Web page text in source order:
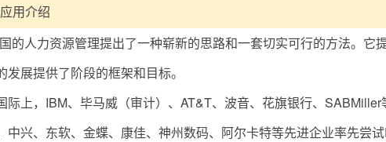
用介绍
的人力资源管理提出了一种崭新的思路和一套切实可行的方法。它
发展提供了阶段的框架和目标。
际上，IBM、毕马威（审计）、AT&T、波音、花旗银行、SABMiller
中兴、东软、金蝶、康佳、神州数码、阿尔卡特等先进企业率先尝